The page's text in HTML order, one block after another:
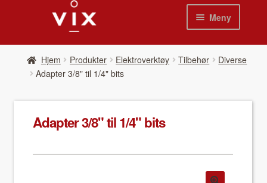
Hopp
til
navigasjon
Hopp
til
innhold
Meny
Hjem
Hjem Pro­duk­ter Elektroverktøy Tilbehør
Diverse
Adapter 3/8" til 1/4" bits
Adapter 3/8" til 1/4" bits